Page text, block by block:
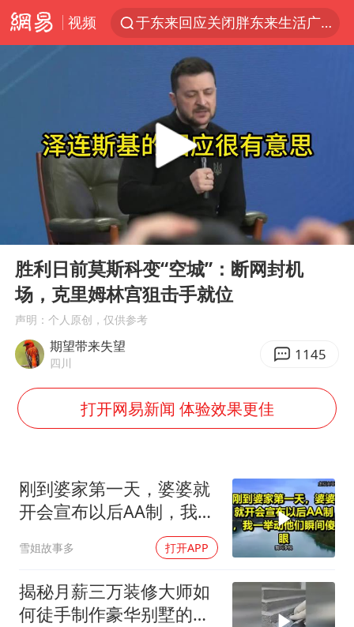
视频
于东来回应关闭胖东来生活广场店
白海豚登陆强度略强于巴威
《披荆斩棘2026》阵容官宣
杭州机场已取消航班388架次
乌称俄袭击敖德萨致部分区域停电
白海豚北上或致京津冀暴雨
世界第1特鲁姆普斯诺克中国赛一轮游
新疆一婚礼线上邀请引热议
女子发现前夫婚内与第三者育子
国足U17与阿森纳决赛取消 并列冠军
上门女婿出轨女邻居多年被判重婚罪
构建更高水平的全民健身公共服务体系
Play
00:00 04:41
胜利日前莫斯科变“空城”：断网封机
场，克里姆林宫狙击手就位
声明：个人原创，仅供参考
期望带来失望
四川 1145
打开网易新闻 体验效果更佳
刚到婆家第一天，婆婆就
开会宣布以后AA制，我一
举动他们瞬间傻眼！
雪姐故事多 打开APP
揭秘月薪三万装修大师如
何徒手制作豪华别墅的罗